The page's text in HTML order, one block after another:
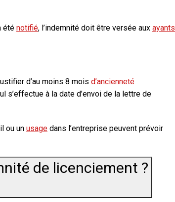
été notifié, l’indemnité doit être versée aux ayants
d’au moins 8 mois d’ancienneté
s’effectue à la date d’envoi de la lettre de
ou un usage dans l’entreprise peuvent prévoir
de licenciement ?